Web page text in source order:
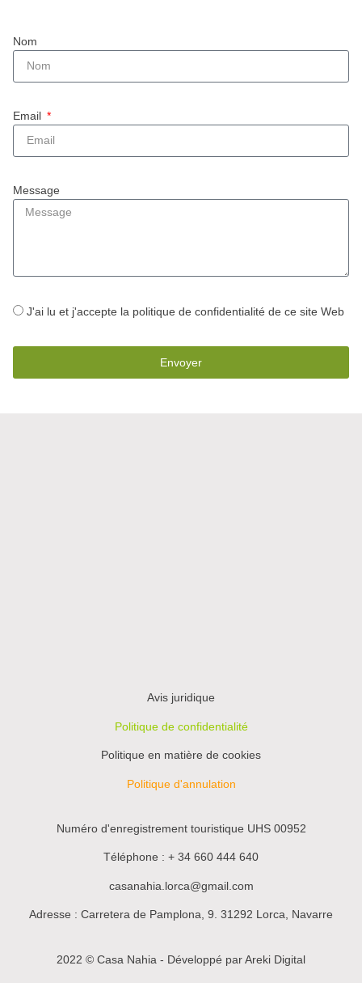
Nom
Email
Message
J'ai lu et j'accepte la politique de confidentialité de ce site Web
Envoyer
Avis juridique
Politique de confidentialité
Politique en matière de cookies
Politique d'annulation
Numéro d'enregistrement touristique UHS 00952
Téléphone : + 34 660 444 640
casanahia.lorca@gmail.com
Adresse : Carretera de Pamplona, 9. 31292 Lorca, Navarre
2022 © Casa Nahia - Développé parAreki Digital